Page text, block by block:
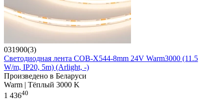
031900(3)
Светодиодная лента COB-X544-8mm 24V Warm3000 (11.5
W/m, IP20, 5m) (Arlight, -)
Произведено в Беларуси
Warm | Тёплый 3000 K
1 43640